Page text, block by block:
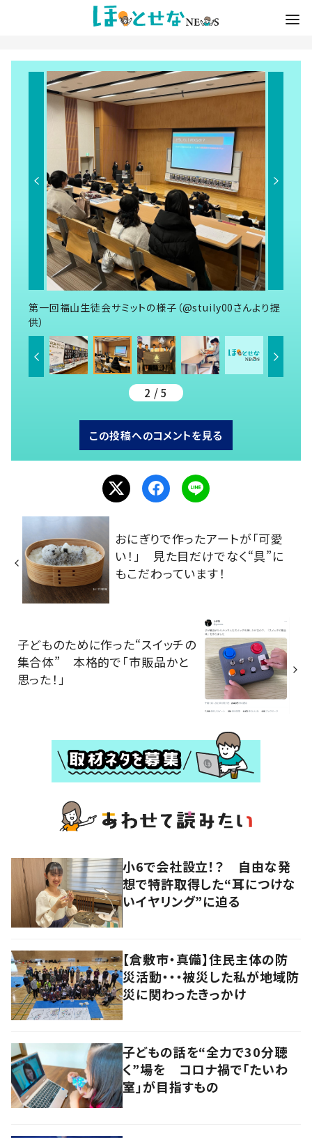
第一回福山生徒会サミットの様子（@stuily00さんより提
供）
2 / 5
この投稿へのコメントを見る
おにぎりで作ったアートが「可愛
い！」 見た目だけでなく“具”に
もこだわっています！
子どものために作った“スイッチの
集合体” 本格的で「市販品かと
思った！」
小6で会社設立！？ 自由な発
想で特許取得した“耳につけな
いイヤリング”に迫る
【倉敷市・真備】住民主体の防
災活動・・・被災した私が地域防
災に関わったきっかけ
子どもの話を“全力で30分聴
く”場を コロナ禍で「たいわ
室」が目指すもの